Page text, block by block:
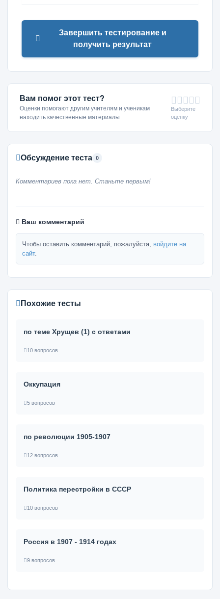
Завершить тестирование и
получить результат
Вам помог этот тест?
Оценки помогают другим учителям и ученикам
находить качественные материалы
Выберите
оценку
Обсуждение теста 0
Комментариев пока нет. Станьте первым!
Ваш комментарий
Чтобы оставить комментарий, пожалуйста, войдите на
сайт.
Похожие тесты
по теме Хрущев (1) с ответами
10 вопросов
Оккупация
5 вопросов
по революции 1905-1907
12 вопросов
Политика перестройки в СССР
10 вопросов
Россия в 1907 - 1914 годах
9 вопросов